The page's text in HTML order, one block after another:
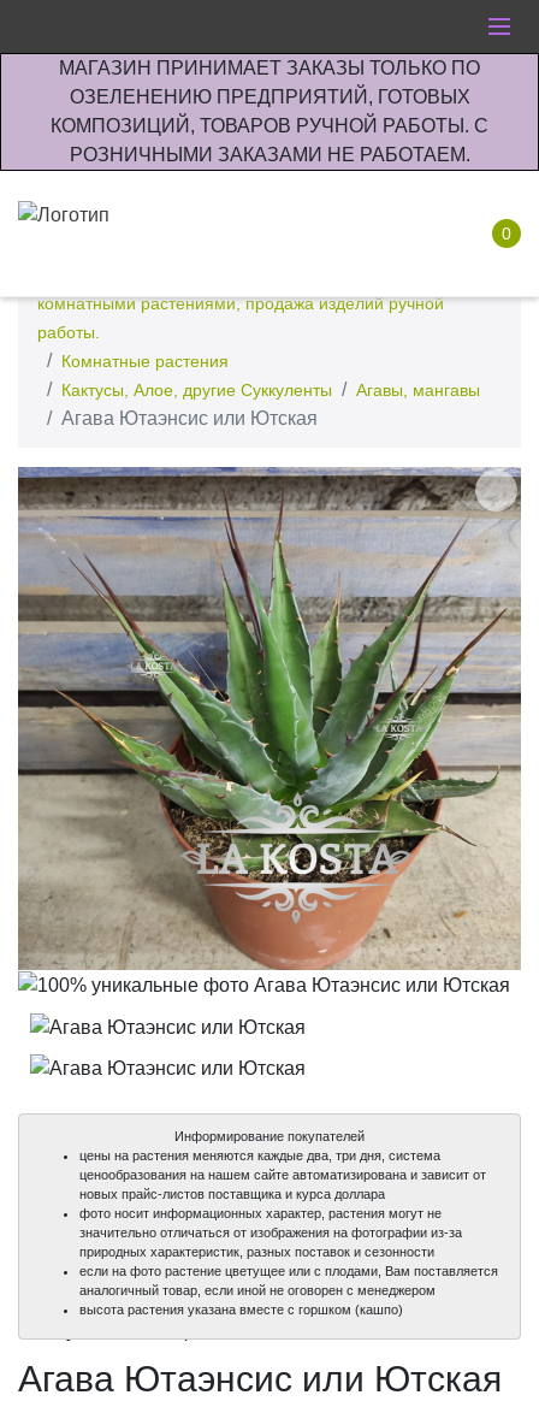
МАГАЗИН ПРИНИМАЕТ ЗАКАЗЫ ТОЛЬКО ПО
ОЗЕЛЕНЕНИЮ ПРЕДПРИЯТИЙ, ГОТОВЫХ
КОМПОЗИЦИЙ, ТОВАРОВ РУЧНОЙ РАБОТЫ. С
РОЗНИЧНЫМИ ЗАКАЗАМИ НЕ РАБОТАЕМ.
0
комнатными растениями, продажа изделий ручной
работы.
Комнатные растения
Кактусы, Алое, другие Суккуленты
Агавы, мангавы
Агава Ютаэнсис или Ютская
100%
100%
Информирование покупателей
цены на растения меняются каждые два, три дня, система
ценообразования на нашем сайте автоматизирована и зависит от
новых прайс-листов поставщика и курса доллара
фото носит информационных характер, растения могут не
значительно отличаться от изображения на фотографии из-за
природных характеристик, разных поставок и сезонности
если на фото растение цветущее или с плодами, Вам поставляется
аналогичный товар, если иной не оговорен с менеджером
высота растения указана вместе с горшком (кашпо)
Агава Ютаэнсис или Ютская